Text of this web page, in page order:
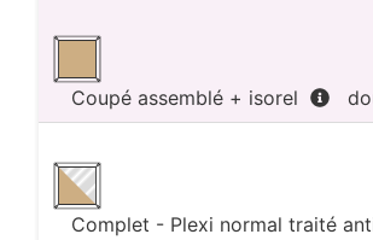
Coupé assemblé + isorel
Complet - Plexi normal traité